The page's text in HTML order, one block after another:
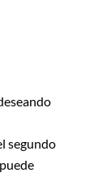
segundo